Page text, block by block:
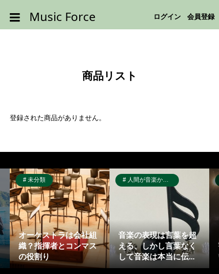
Music Force ログイン 会員登録
商品リスト
登録された商品がありません。
未分類
オーケストラは会社組
織？指揮者とコンマス
の役割り
人間が音楽から受け取るもの
音楽の表現は言葉を超
える、しかし言葉なく
して音楽は本当に伝...